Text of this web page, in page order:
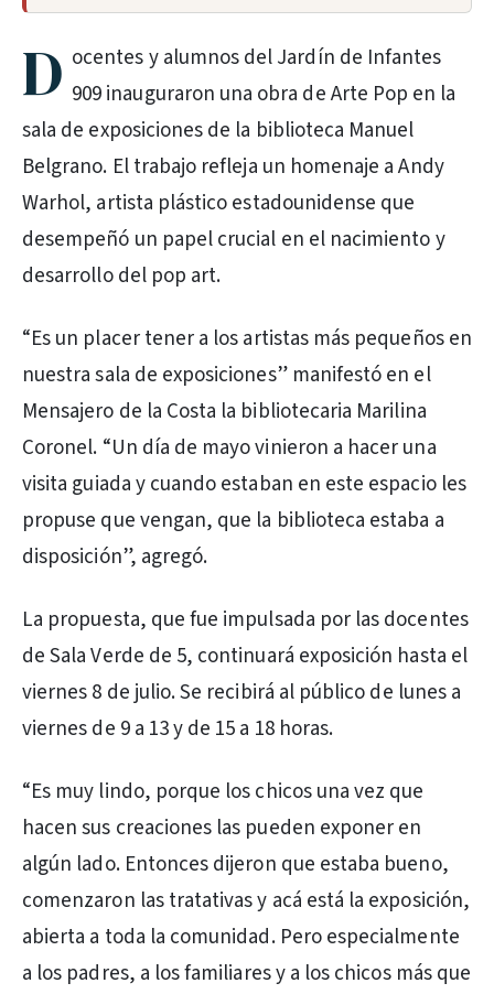
D ocentes y alumnos del Jardín de Infantes
909 inauguraron una obra de Arte Pop en la
sala de exposiciones de la biblioteca Manuel
Belgrano. El trabajo refleja un homenaje a Andy
Warhol, artista plástico estadounidense que
desempeñó un papel crucial en el nacimiento y
desarrollo del pop art.
“Es un placer tener a los artistas más pequeños en
nuestra sala de exposiciones” manifestó en el
Mensajero de la Costa la bibliotecaria Marilina
Coronel. “Un día de mayo vinieron a hacer una
visita guiada y cuando estaban en este espacio les
propuse que vengan, que la biblioteca estaba a
disposición”, agregó.
La propuesta, que fue impulsada por las docentes
de Sala Verde de 5, continuará exposición hasta el
viernes 8 de julio. Se recibirá al público de lunes a
viernes de 9 a 13 y de 15 a 18 horas.
“Es muy lindo, porque los chicos una vez que
hacen sus creaciones las pueden exponer en
algún lado. Entonces dijeron que estaba bueno,
comenzaron las tratativas y acá está la exposición,
abierta a toda la comunidad. Pero especialmente
a los padres, a los familiares y a los chicos más que